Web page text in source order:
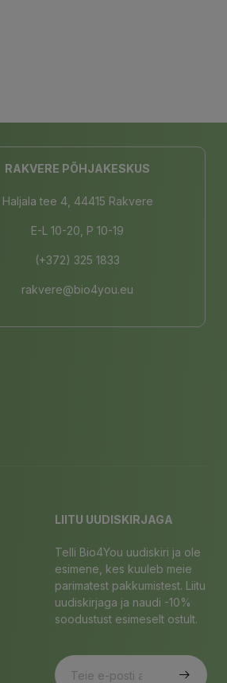
RAKVERE PÕHJAKESKUS
Haljala tee 4, 44415 Rakvere
E-L 10-20, P 10-19
(+372) 325 1833
rakvere@bio4you.eu
LIITU UUDISKIRJAGA
Telli Bio4You uudiskiri ja ole
esimene, kes kuuleb meie
parimatest pakkumistest. Liitu
uudiskirjaga ja naudi -10%
soodustust esimeselt ostult.